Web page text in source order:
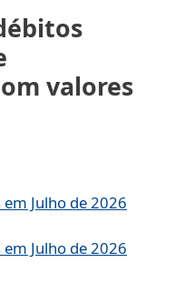
valores
Julho de 2026
Julho de 2026